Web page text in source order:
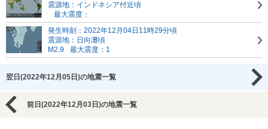
震源地：インドネシア付近頃
最大震度：
発生時刻：2022年12月04日11時29分頃
震源地：日向灘頃
M2.9
最大震度：1
翌日(2022年12月05日)の地震一覧
前日(2022年12月03日)の地震一覧